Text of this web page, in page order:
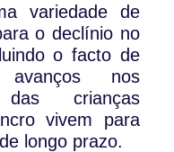
variedade de
o declínio no
o facto de
nos
crianças
vivem para
longo prazo.